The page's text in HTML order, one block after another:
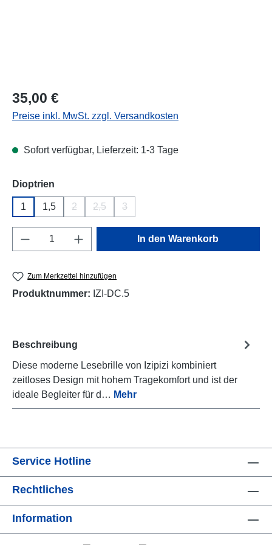
Regulärer Preis:
35,00 €
Preise inkl. MwSt. zzgl. Versandkosten
Sofort verfügbar, Lieferzeit: 1-3 Tage
Dioptrien
1 1,5 2
(Diese Option ist zurzeit nicht verfügbar.)
2,5
(Diese Option ist zurzeit nicht verfügbar.)
3
Produkt Anzahl: Gib den gewünschten
In den Warenkorb
Zum Merkzettel hinzufügen
Produktnummer: IZI-DC.5
Beschreibung
Diese moderne Lesebrille von Izipizi kombiniert
zeitloses Design mit hohem Tragekomfort und ist der
ideale Begleiter für d… Mehr
Service Hotline
Rechtliches
Information